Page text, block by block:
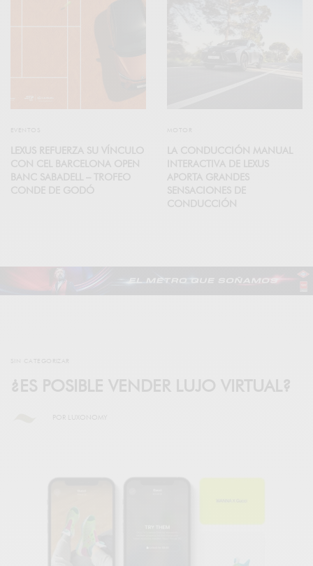
EVENTOS
LEXUS REFUERZA SU VÍNCULO
CON CEL BARCELONA OPEN
BANC SABADELL – TROFEO
CONDE DE GODÓ
MOTOR
LA CONDUCCIÓN MANUAL
INTERACTIVA DE LEXUS
APORTA GRANDES
SENSACIONES DE
CONDUCCIÓN
SIN CATEGORIZAR
¿ES POSIBLE VENDER LUJO VIRTUAL?
POR